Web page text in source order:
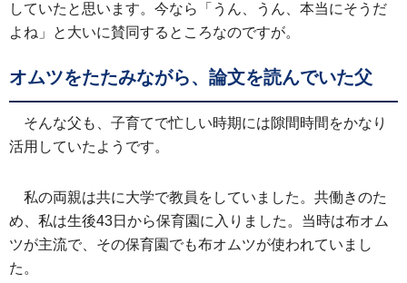
していたと思います。今なら「うん、うん、本当にそうだ
よね」と大いに賛同するところなのですが。
オムツをたたみながら、論文を読んでいた父
そんな父も、子育てで忙しい時期には隙間時間をかなり
活用していたようです。
私の両親は共に大学で教員をしていました。共働きのた
め、私は生後43日から保育園に入りました。当時は布オム
ツが主流で、その保育園でも布オムツが使われていまし
た。